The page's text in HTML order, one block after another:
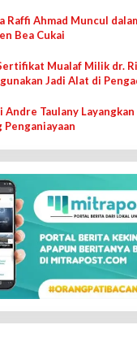
Raffi Ahmad Muncul
Bea Cukai
Mualaf Milik dr.
Jadi Alat di
Taulany Layangkan
Penganiayaan